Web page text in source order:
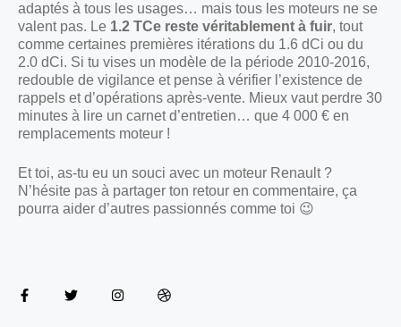
adaptés à tous les usages… mais tous les moteurs ne se
valent pas. Le 1.2 TCe reste véritablement à fuir, tout
comme certaines premières itérations du 1.6 dCi ou du
2.0 dCi. Si tu vises un modèle de la période 2010-2016,
redouble de vigilance et pense à vérifier l’existence de
rappels et d’opérations après-vente. Mieux vaut perdre 30
minutes à lire un carnet d’entretien… que 4 000 € en
remplacements moteur !
Et toi, as-tu eu un souci avec un moteur Renault ?
N’hésite pas à partager ton retour en commentaire, ça
pourra aider d’autres passionnés comme toi 😉